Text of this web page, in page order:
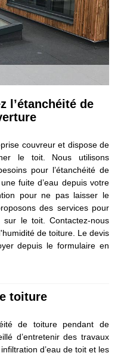
l’étanchéité de
couvreur et dispose de
le toit. Nous utilisons
pour l’étanchéité de
fuite d’eau depuis votre
pour ne pas laisser le
des services pour
le toit. Contactez-nous
de toiture. Le devis
depuis le formulaire en
toiture
de toiture pendant de
d’entretenir des travaux
d’eau de toit et les